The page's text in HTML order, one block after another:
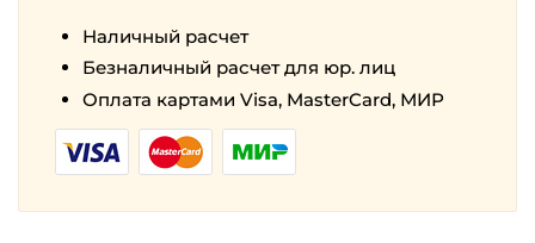
Наличный расчет
Безналичный расчет для юр. лиц
Оплата картами Visa, MasterCard, МИР